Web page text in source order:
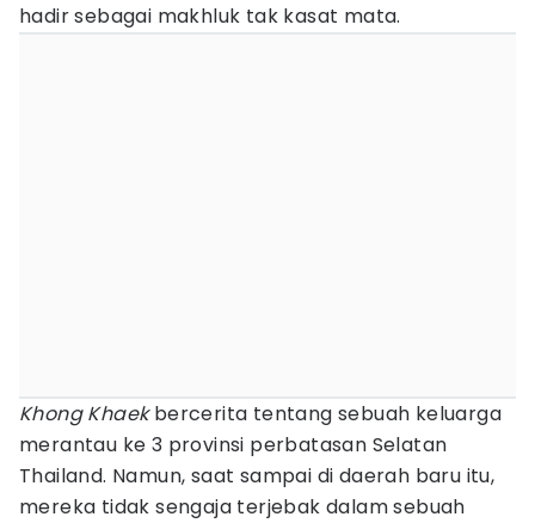
hadir sebagai makhluk tak kasat mata.
Khong Khaekbercerita tentang sebuah keluarga
merantau ke 3 provinsi perbatasan Selatan
Thailand. Namun, saat sampai di daerah baru itu,
mereka tidak sengaja terjebak dalam sebuah